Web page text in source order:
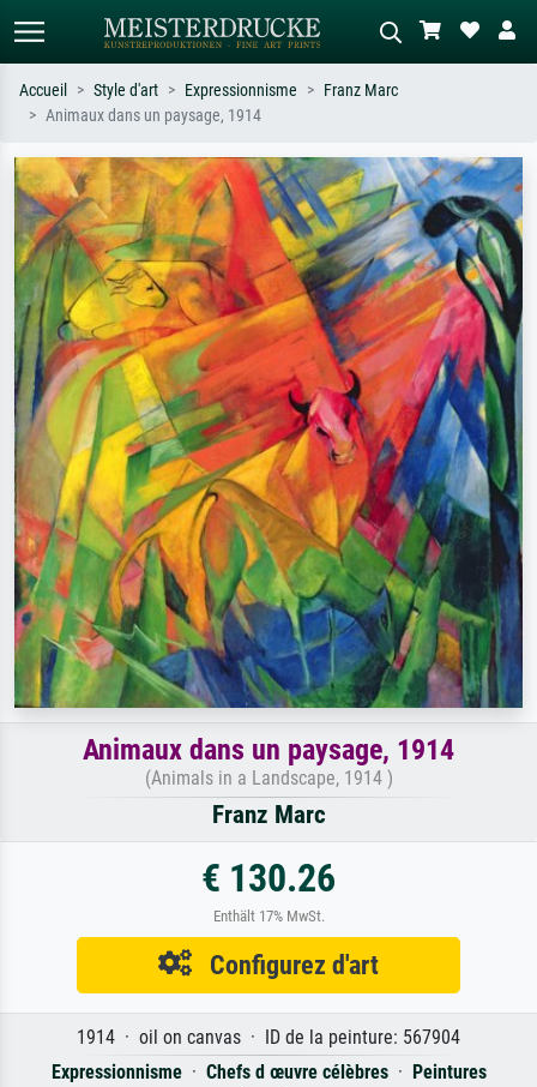
Recherchez par artiste, titre ou style –
ex. Monet, Nuit étoilée,
impressionnisme, vague de Hokusai,
nu.
Décrivez la scène – ex. prairie verte,
abstrait avec beaucoup de rouge,
tableau sombre, nu debout près d'un
arbre.
Accueil Style d'art Expressionnisme
Franz Marc
Animaux dans un paysage, 1914
Animaux dans un paysage, 1914
(Animals in a Landscape, 1914 )
Franz Marc
€ 130.26
Enthält 17% MwSt.
Configurez d'art
1914 · oil on canvas · ID de la peinture: 567904
Expressionnisme· Chefs d œuvre célèbres· Peintures